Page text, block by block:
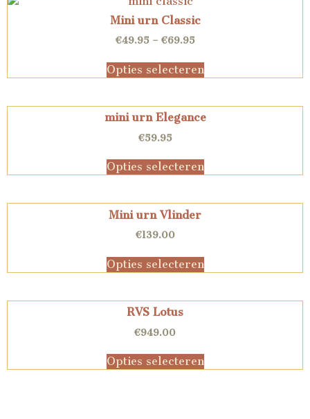
Mini urn Classic
€49.95– €69.95
Opties selecteren
mini urn Elegance
€59.95
Opties selecteren
Mini urn Vlinder
€139.00
Opties selecteren
RVS Lotus
€949.00
Opties selecteren